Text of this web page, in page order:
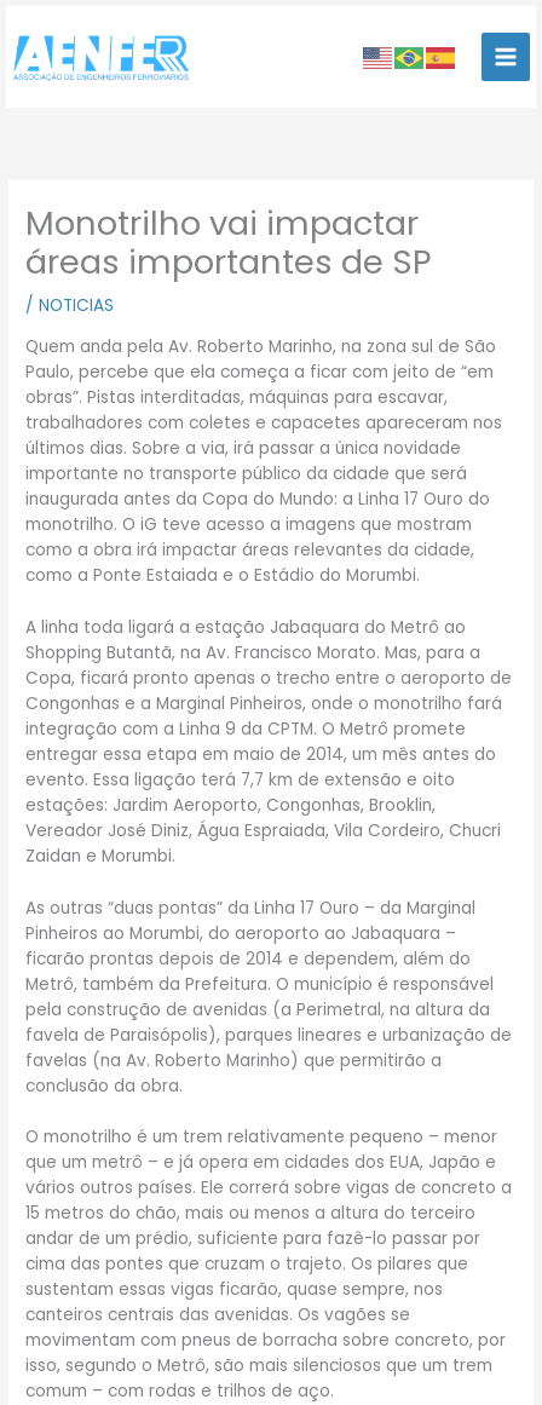
para
conteúdo
Monotrilho vai impactar
áreas importantes de SP
/NOTICIAS
Quem anda pela Av. Roberto Marinho, na zona sul de São
Paulo, percebe que ela começa a ficar com jeito de “em
obras”. Pistas interditadas, máquinas para escavar,
trabalhadores com coletes e capacetes apareceram nos
últimos dias. Sobre a via, irá passar a única novidade
importante no transporte público da cidade que será
inaugurada antes da Copa do Mundo: a Linha 17 Ouro do
monotrilho. O iG teve acesso a imagens que mostram
como a obra irá impactar áreas relevantes da cidade,
como a Ponte Estaiada e o Estádio do Morumbi.
A linha toda ligará a estação Jabaquara do Metrô ao
Shopping Butantã, na Av. Francisco Morato. Mas, para a
Copa, ficará pronto apenas o trecho entre o aeroporto de
Congonhas e a Marginal Pinheiros, onde o monotrilho fará
integração com a Linha 9 da CPTM. O Metrô promete
entregar essa etapa em maio de 2014, um mês antes do
evento. Essa ligação terá 7,7 km de extensão e oito
estações: Jardim Aeroporto, Congonhas, Brooklin,
Vereador José Diniz, Água Espraiada, Vila Cordeiro, Chucri
Zaidan e Morumbi.
As outras “duas pontas” da Linha 17 Ouro – da Marginal
Pinheiros ao Morumbi, do aeroporto ao Jabaquara –
ficarão prontas depois de 2014 e dependem, além do
Metrô, também da Prefeitura. O município é responsável
pela construção de avenidas (a Perimetral, na altura da
favela de Paraisópolis), parques lineares e urbanização de
favelas (na Av. Roberto Marinho) que permitirão a
conclusão da obra.
O monotrilho é um trem relativamente pequeno – menor
que um metrô – e já opera em cidades dos EUA, Japão e
vários outros países. Ele correrá sobre vigas de concreto a
15 metros do chão, mais ou menos a altura do terceiro
andar de um prédio, suficiente para fazê-lo passar por
cima das pontes que cruzam o trajeto. Os pilares que
sustentam essas vigas ficarão, quase sempre, nos
canteiros centrais das avenidas. Os vagões se
movimentam com pneus de borracha sobre concreto, por
isso, segundo o Metrô, são mais silenciosos que um trem
comum – com rodas e trilhos de aço.